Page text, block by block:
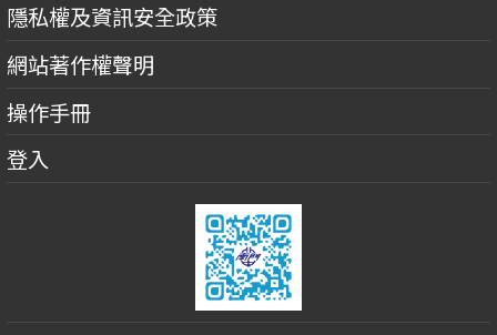
隱私權及資訊安全政策
網站著作權聲明
操作手冊
登入